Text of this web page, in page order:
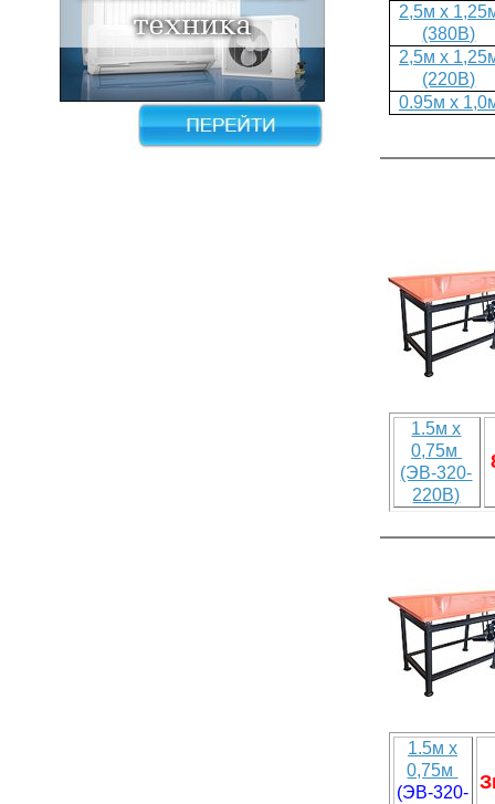
2,5м х
(380В)
2,5м х
(220В)
0.95м х
1.5м х
0,75м
(ЭВ-320-
220В)
1.5м х
0,75м
(ЭВ-320-